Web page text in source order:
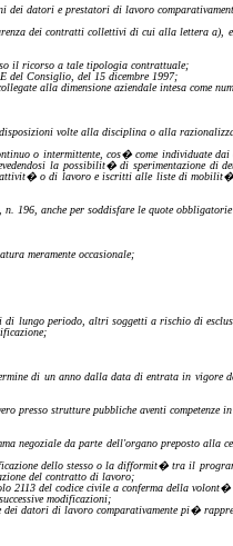
datori e prestatori di lavoro
dei contratti collettivi di cui alla letteraa),
il ricorso a tale tipologia contrattuale;
del Consiglio, del 15 dicembre 1997;
alla dimensione aziendale intesa come
volte alla disciplina o alla
o intermittente, cos� come individuate
la possibilit� di sperimentazione di
o di lavoro e iscritti alle liste di
196, anche per soddisfare le quote
meramente occasionale;
periodo, altri soggetti a rischio di
di un anno dalla data di entrata in vigore
presso strutture pubbliche aventi competenze
negoziale da parte dell'organo preposto
dello stesso o la difformit� tra il
del contratto di lavoro;
2113 del codice civile a conferma della volont�
modificazioni;
datori di lavoro comparativamente pi�